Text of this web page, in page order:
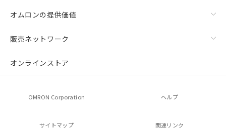
オムロンの提供価値
販売ネットワーク
オンラインストア
OMRON Corporation ヘルプ
サイトマップ 関連リンク